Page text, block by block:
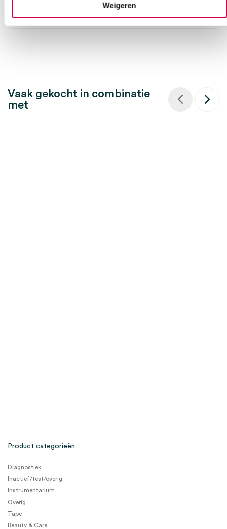
Weigeren
Vaak gekocht in combinatie
met
Product categorieën
Diagnostiek
Inactief/test/overig
Instrumentarium
Overig
Tape
Beauty & Care